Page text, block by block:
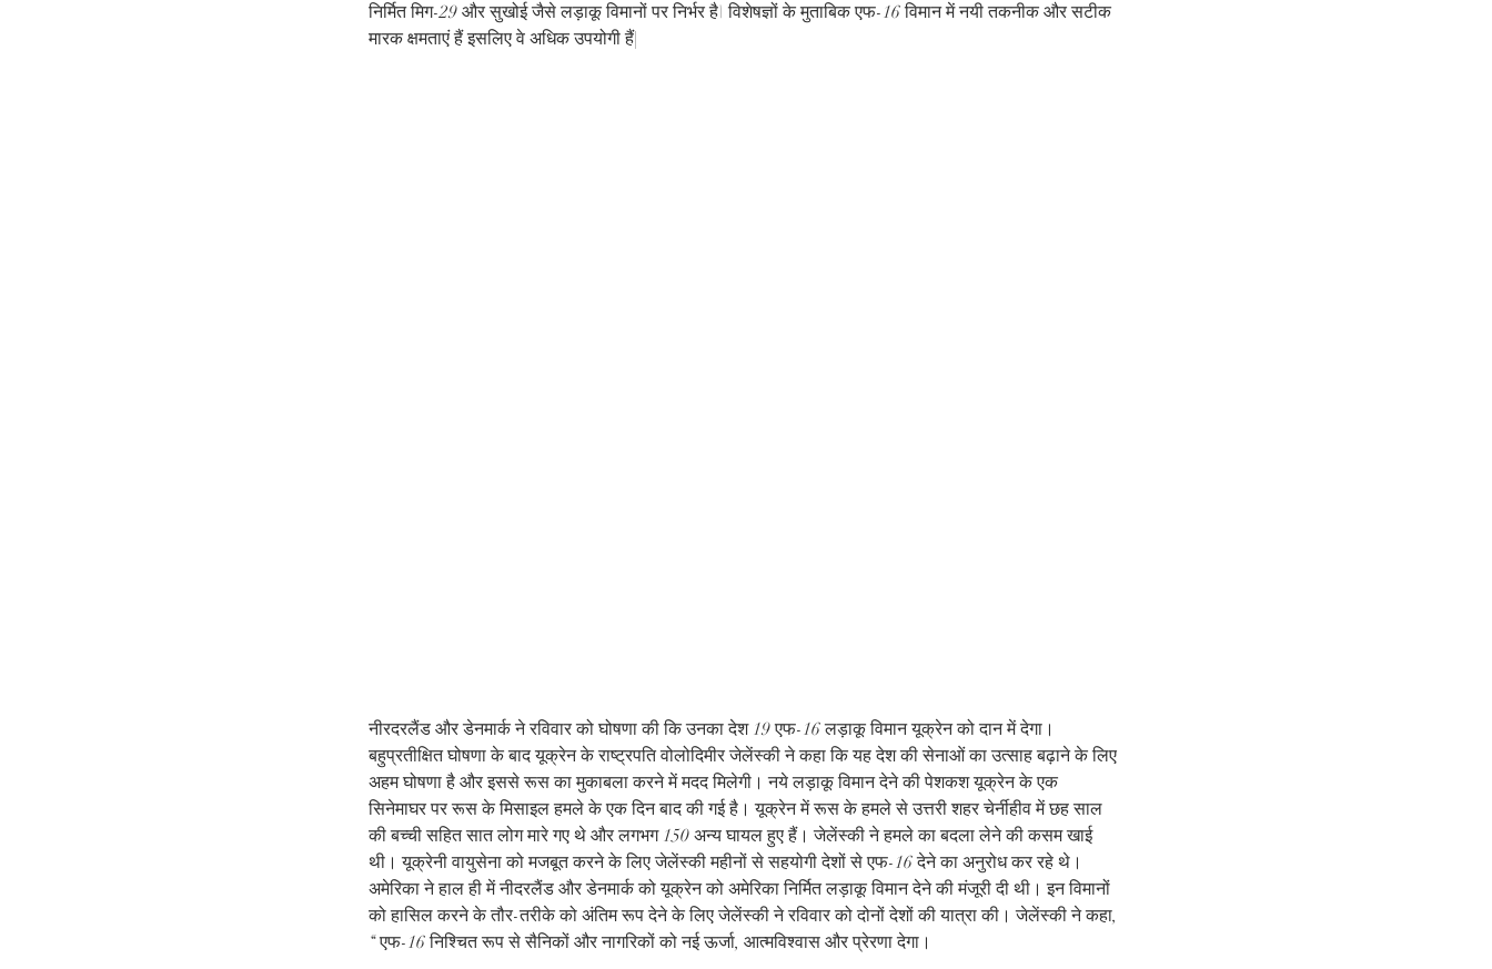
निर्मित मिग-29 और सुखोई जैसे लड़ाकू विमानों पर निर्भर है\ विशेषज्ञों के मुताबिक एफ-16 विमान में नयी तकनीक और सटीक
मारक क्षमताएं हैं इसलिए वे अधिक उपयोगी हैं|
नीरदरलैंड और डेनमार्क ने रविवार को घोषणा की कि उनका देश 19 एफ-16 लड़ाकू विमान यूक्रेन को दान में देगा।
बहुप्रतीक्षित घोषणा के बाद यूक्रेन के राष्ट्रपति वोलोदिमीर जेलेंस्की ने कहा कि यह देश की सेनाओं का उत्साह बढ़ाने के लिए
अहम घोषणा है और इससे रूस का मुकाबला करने में मदद मिलेगी। नये लड़ाकू विमान देने की पेशकश यूक्रेन के एक
सिनेमाघर पर रूस के मिसाइल हमले के एक दिन बाद की गई है। यूक्रेन में रूस के हमले से उत्तरी शहर चेर्नीहीव में छह साल
की बच्ची सहित सात लोग मारे गए थे और लगभग 150 अन्य घायल हुए हैं। जेलेंस्की ने हमले का बदला लेने की कसम खाई
थी। यूक्रेनी वायुसेना को मजबूत करने के लिए जेलेंस्की महीनों से सहयोगी देशों से एफ-16 देने का अनुरोध कर रहे थे।
अमेरिका ने हाल ही में नीदरलैंड और डेनमार्क को यूक्रेन को अमेरिका निर्मित लड़ाकू विमान देने की मंजूरी दी थी। इन विमानों
को हासिल करने के तौर-तरीके को अंतिम रूप देने के लिए जेलेंस्की ने रविवार को दोनों देशों की यात्रा की। जेलेंस्की ने कहा,
‘‘ एफ-16 निश्चित रूप से सैनिकों और नागरिकों को नई ऊर्जा, आत्मविश्वास और प्रेरणा देगा।